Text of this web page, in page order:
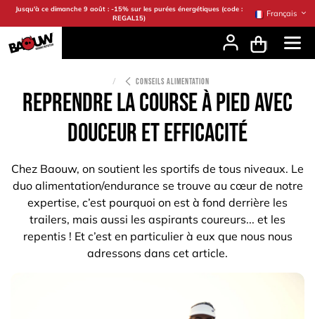
Se rendre au contenu
Jusqu'à ce dimanche 9 août : -15% sur les purées énergétiques (code :
REGAL15)
Français
CONSEILS ALIMENTATION
Reprendre la course à pied avec
douceur et efficacité
Chez Baouw, on soutient les sportifs de tous niveaux. Le
duo alimentation/endurance se trouve au cœur de notre
expertise, c’est pourquoi on est à fond derrière les
trailers, mais aussi les aspirants coureurs... et les
repentis ! Et c’est en particulier à eux que nous nous
adressons dans cet article.